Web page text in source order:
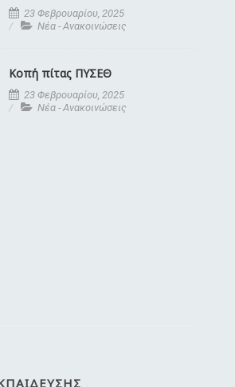
23 Φεβρουαρίου, 2025
Νέα - Ανακοινώσεις
Κοπή πίτας ΠΥΣΕΘ
23 Φεβρουαρίου, 2025
Νέα - Ανακοινώσεις